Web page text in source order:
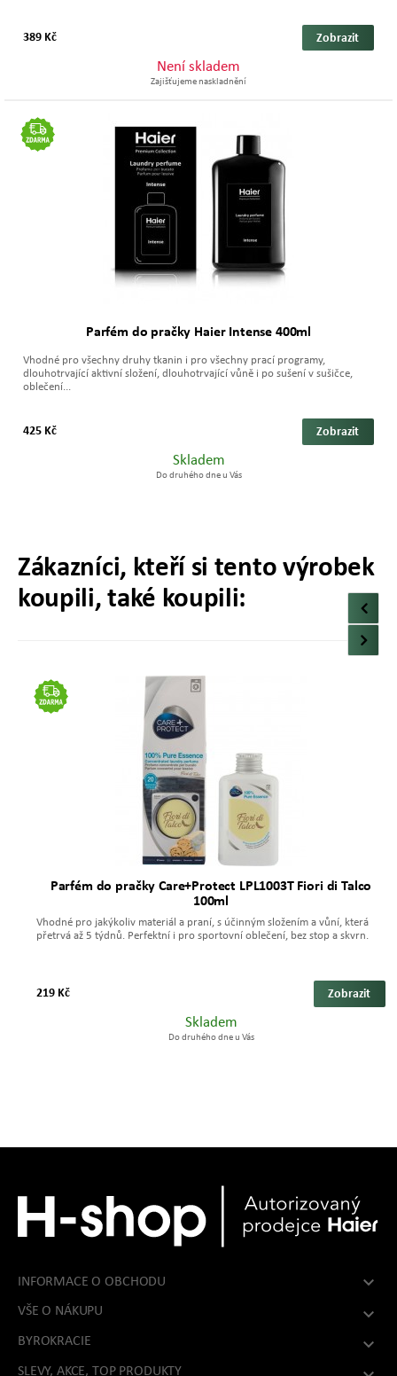
389 Kč Zobrazit
Není skladem
Zajišťujeme naskladnění
Parfém do pračky Haier Intense 400ml
Vhodné pro všechny druhy tkanin i pro všechny prací programy,
dlouhotrvající aktivní složení, dlouhotrvající vůně i po sušení v sušičce,
oblečení...
425 Kč Zobrazit
Skladem
Do druhého dne u Vás
Zákazníci, kteří si tento výrobek
koupili, také koupili:
Parfém do pračky Care+Protect LPL1003T Fiori di Talco
100ml
Vhodné pro jakýkoliv materiál a praní, s účinným složením a vůní, která
přetrvá až 5 týdnů. Perfektní i pro sportovní oblečení, bez stop a skvrn.
219 Kč Zobrazit
Skladem
Do druhého dne u Vás
INFORMACE O OBCHODU 
VŠE O NÁKUPU 
BYROKRACIE 
SLEVY, AKCE, TOP PRODUKTY